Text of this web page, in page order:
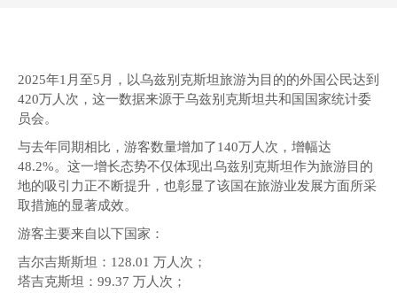
2025年1月至5月，以乌兹别克斯坦旅游为目的的外国公民达到
420万人次，这一数据来源于乌兹别克斯坦共和国国家统计委
员会。
与去年同期相比，游客数量增加了140万人次，增幅达
48.2%。这一增长态势不仅体现出乌兹别克斯坦作为旅游目的
地的吸引力正不断提升，也彰显了该国在旅游业发展方面所采
取措施的显著成效。
游客主要来自以下国家：
吉尔吉斯斯坦：128.01 万人次；
塔吉克斯坦：99.37 万人次；